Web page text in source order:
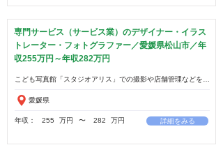
専門サービス（サービス業）のデザイナー・イラス
トレーター・フォトグラファー／愛媛県松山市／年
収255万円～年収282万円
愛媛県
年収： 255 万円 ​〜 282 万円 詳細をみる